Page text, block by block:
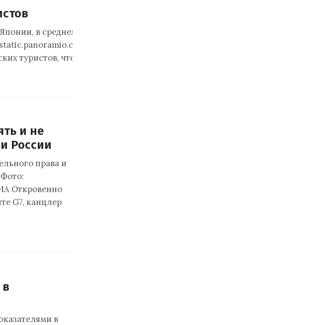
в среднем, тратит 454 евро. Фото:
photos/original/37013662.jpgВ
туристов, что…
и не
России
права и
Откровенно
G7, канцлер
в